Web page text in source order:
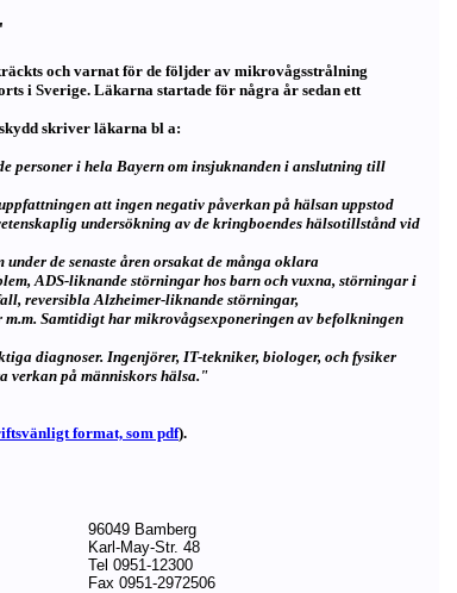
och varnat för de följder av mikrovågsstrålning
i Sverige. Läkarna startade för några år sedan ett
skriver läkarna bl a:
personer i hela Bayern om insjuknanden i anslutning till
att ingen negativ påverkan på hälsan uppstod
undersökning av de kringboendes hälsotillstånd vid
de senaste åren orsakat de många oklara
ADS-liknande störningar hos barn och vuxna, störningar i
reversibla Alzheimer-liknande störningar,
Samtidigt har mikrovågsexponeringen av befolkningen
diagnoser. Ingenjörer, IT-tekniker, biologer, och fysiker
verkan på människors hälsa."
format, som pdf).
96049 Bamberg
Karl-May-Str. 48
Tel 0951-12300
Fax 0951-2972506